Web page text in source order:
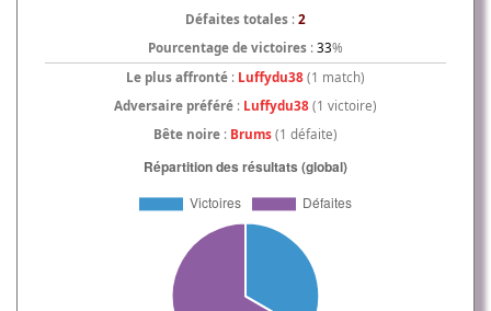
Défaites totales : 2
Pourcentage de victoires : 33%
Le plus affronté : Luffydu38 (1 match)
Adversaire préféré : Luffydu38 (1 victoire)
Bête noire : Brums (1 défaite)